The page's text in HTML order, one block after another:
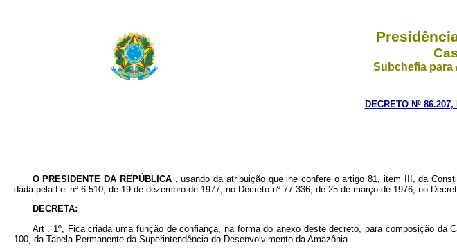
Subchefia
DECRETO Nº
O PRESIDENTE DA REPÚBLICA
, usando da atribuição que lhe confere o artigo 81, item III, da
dada pela Lei nº 6.510, de 19 de dezembro de 1977, no Decreto nº 77.336, de 25 de março de 1976, no
DECRETA:
Art . 1º, Fica criada uma função de confiança, na forma do anexo deste decreto, para composição da
100, da Tabela Permanente da Superintendência do Desenvolvimento da Amazônia.